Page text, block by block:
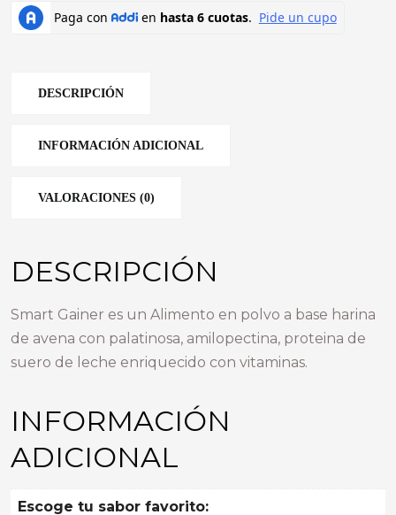
DESCRIPCIÓN
INFORMACIÓN ADICIONAL
VALORACIONES (0)
DESCRIPCIÓN
Smart Gainer es un Alimento en polvo a base harina
de avena con palatinosa, amilopectina, proteina de
suero de leche enriquecido con vitaminas.
INFORMACIÓN
ADICIONAL
Escoge tu sabor favorito: